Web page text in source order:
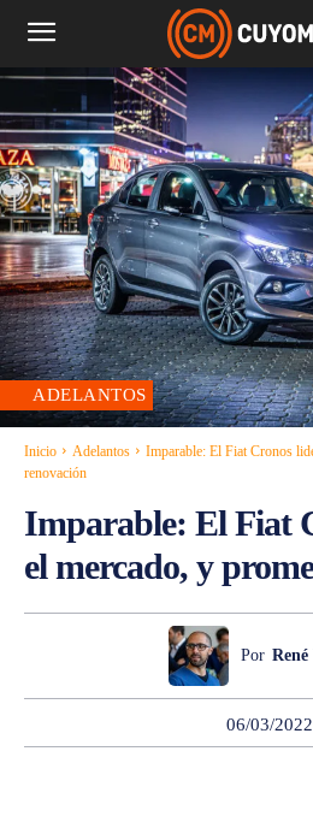
ADELANTOS
Inicio Adelantos
Imparable: El Fiat Cronos
renovación
Imparable: El Fiat
el mercado, y
Por René
06/03/2022